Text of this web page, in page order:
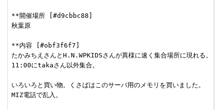
**開催場所 [#d9cbbc88]
秋葉原
**内容 [#obf3f6f7]
たかみちえさんとH.N.WPKIDSさんが異様に速く集合場所に現れる。
11:00にtakaさん以外集合。
いろいろと買い物。くさばはこのサーバ用のメモリを買いました。
MIZ電話で乱入。